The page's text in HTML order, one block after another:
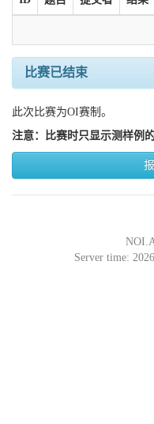
比赛已结束
此次比赛为OI赛制。
注意：比赛时只显示测样例的
Server time: